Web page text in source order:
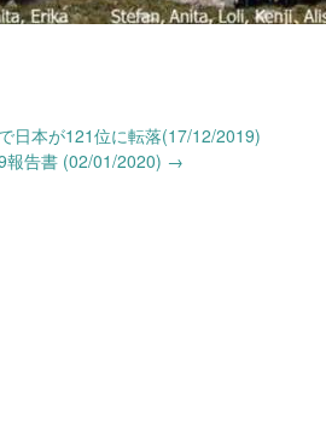
日本が121位に転落(17/12/2019)
報告書 (02/01/2020) →